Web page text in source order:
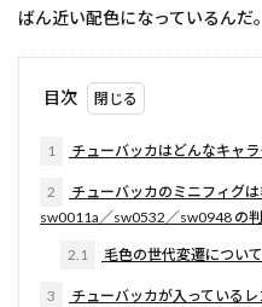
ばん近い配色になっているんだ。
目次
1 チューバッカはどんなキャラ
2
チューバッカのミニフィグ
sw0011a／sw0532／sw0948 の
2.1 毛色の世代変遷について
3 チューバッカが入っている